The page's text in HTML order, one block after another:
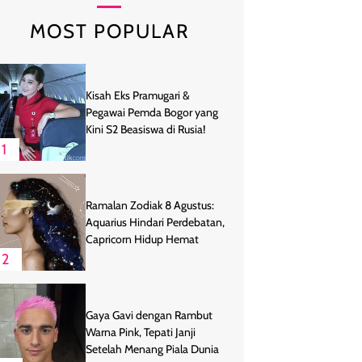
MOST POPULAR
1
Kisah Eks Pramugari &
Pegawai Pemda Bogor yang
Kini S2 Beasiswa di Rusia!
2
Ramalan Zodiak 8 Agustus:
Aquarius Hindari Perdebatan,
Capricorn Hidup Hemat
Gaya Gavi dengan Rambut
Warna Pink, Tepati Janji
Setelah Menang Piala Dunia